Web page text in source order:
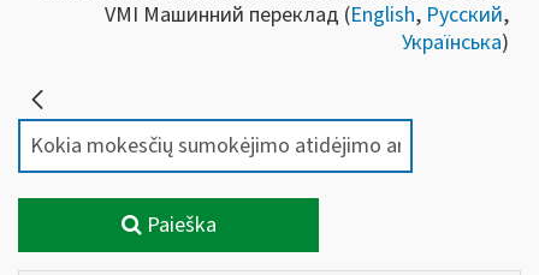
VMI Машинний переклад (English, Русский,
Українська)
Paieška